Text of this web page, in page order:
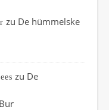
zu De hümmelske
zu De